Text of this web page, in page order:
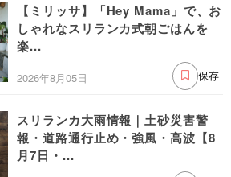
【ミリッサ】「Hey Mama」で、お
しゃれなスリランカ式朝ごはんを
楽...
2026年8月05日 保存
スリランカ大雨情報｜土砂災害警
報・道路通行止め・強風・高波【8
月7日・...